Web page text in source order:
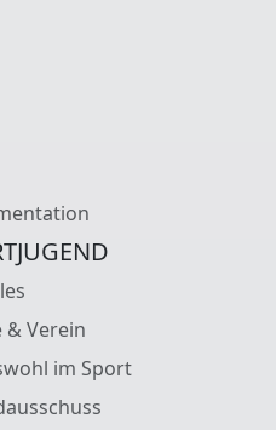
& Verein
im Sport